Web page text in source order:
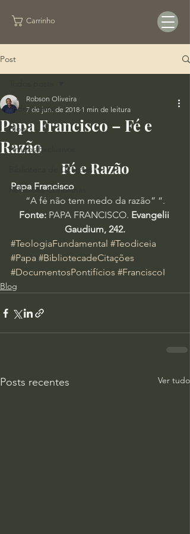
Carrinho
Post
Todos posts
Blog
Artigos Exclusivos
Biblioteca de Citações
Reflexões Cotidianas
Papa Francisco – Fé e
Razão
Robson Oliveira
7 de jun. de 2018 1 min de leitura
Fé e Razão
Papa Francisco
“A fé não tem medo da razão” “.
Fonte: PAPA FRANCISCO. Evangelii
Gaudium, 242.
#TeologiaFundamental #Teodiceia
#Papa #BibliotecadeCitações
#DocumentosPontifícios #FranciscoI
Blog
Posts recentes Ver tudo